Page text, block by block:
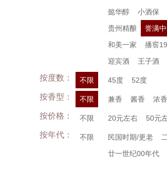
懿华醇
小酒保
贵州精酿
誉满
和美一家
播窖
迎宾酒
王子酒
按度数： 不限 45度 52度
按香型： 不限 兼香 酱香 浓香
按价格： 不限 20元左右 50元
按年代： 不限 民国时期/更老
廿一世纪00年代